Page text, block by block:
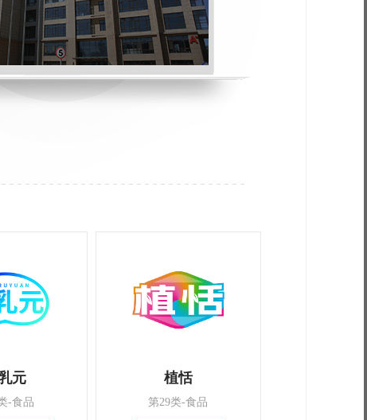
元
-食品
植恬
第29类-食品